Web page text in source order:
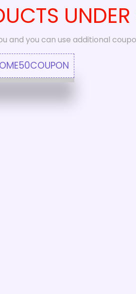
and you can use additional